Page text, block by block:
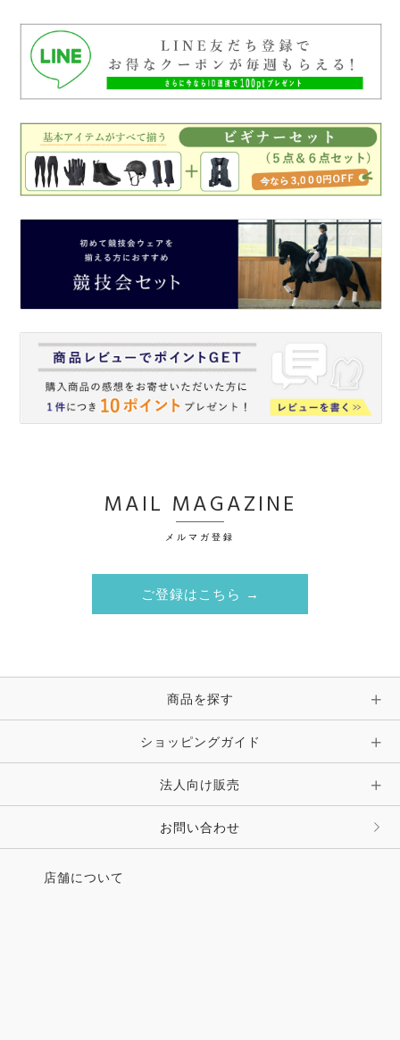
MAIL MAGAZINE
メルマガ登録
ご登録はこちら →
商品を探す
ショッピングガイド
法人向け販売
お問い合わせ
店舗について